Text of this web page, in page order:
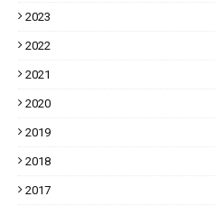
2023
2022
2021
2020
2019
2018
2017